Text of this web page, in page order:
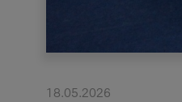
18.05.2026